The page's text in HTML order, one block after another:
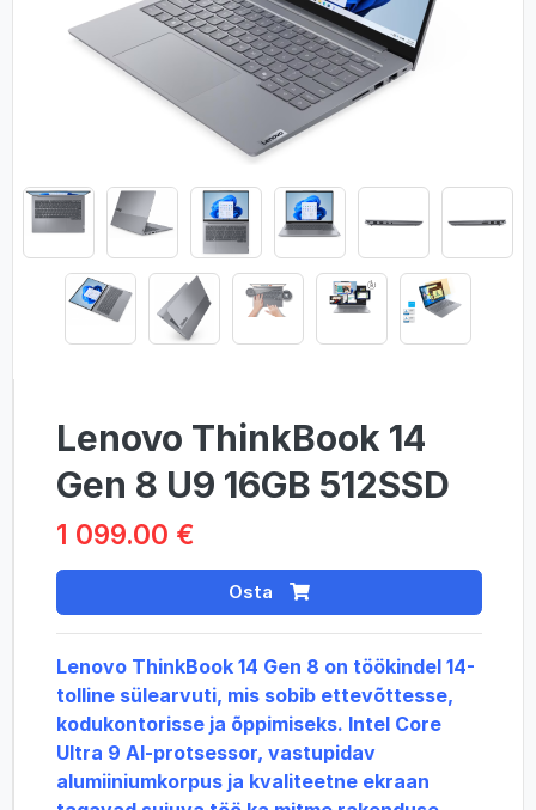
Lenovo ThinkBook 14
Gen 8 U9 16GB 512SSD
1 099.00 €
Osta
Lenovo ThinkBook 14 Gen 8 on töökindel 14-
tolline sülearvuti, mis sobib ettevõttesse,
kodukontorisse ja õppimiseks. Intel Core
Ultra 9 AI-protsessor, vastupidav
alumiiniumkorpus ja kvaliteetne ekraan